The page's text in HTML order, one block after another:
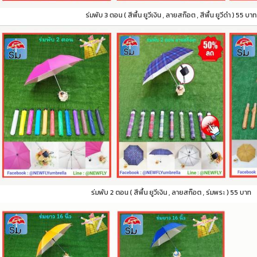
ร่มพับ 3 ตอน ( สีพื้น ยูวีเงิน , ลายสก๊อต , สีพื้น ยูวีดำ ) 55 บาท
ร่มพับ 2 ตอน ( สีพื้น ยูวีเงิน , ลายสก๊อต , ร่มพระ ) 55 บาท